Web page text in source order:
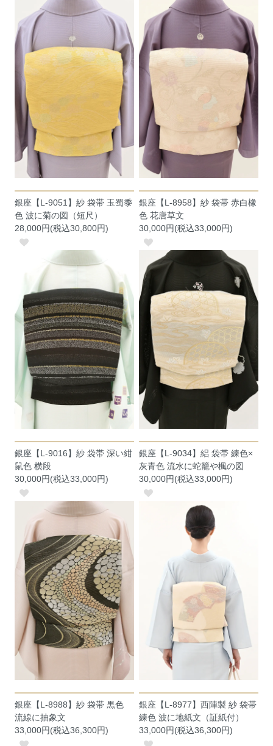
銀座【L-9051】紗 袋帯 玉蜀黍
色 波に菊の図（短尺）
28,000円(税込30,800円)
銀座【L-8958】紗 袋帯 赤白橡
色 花唐草文
30,000円(税込33,000円)
銀座【L-9016】紗 袋帯 深い紺
鼠色 横段
30,000円(税込33,000円)
銀座【L-9034】絽 袋帯 練色×
灰青色 流水に蛇籠や楓の図
30,000円(税込33,000円)
銀座【L-8988】紗 袋帯 黒色
流線に抽象文
33,000円(税込36,300円)
銀座【L-8977】西陣製 紗 袋帯
練色 波に地紙文（証紙付）
33,000円(税込36,300円)